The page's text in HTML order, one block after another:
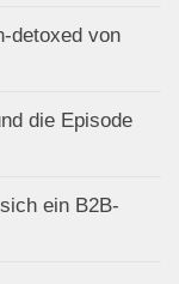
detoxed von
die Episode
ein B2B-